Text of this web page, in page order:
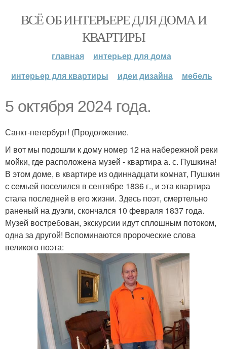
ВСЁ ОБ ИНТЕРЬЕРЕ ДЛЯ ДОМА И
КВАРТИРЫ
главная
интерьер для дома
интерьер для квартиры
идеи дизайна мебель
5 октября 2024 года.
Санкт-петербург! (Продолжение.
И вот мы подошли к дому номер 12 на набережной реки
мойки, где расположена музей - квартира а. с. Пушкина!
В этом доме, в квартире из одиннадцати комнат, Пушкин
с семьей поселился в сентябре 1836 г., и эта квартира
стала последней в его жизни. Здесь поэт, смертельно
раненый на дуэли, скончался 10 февраля 1837 года.
Музей востребован, экскурсии идут сплошным потоком,
одна за другой! Вспоминаются пророческие слова
великого поэта: